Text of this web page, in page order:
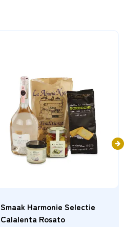
Smaak Harmonie Selectie
PassioneSentimento